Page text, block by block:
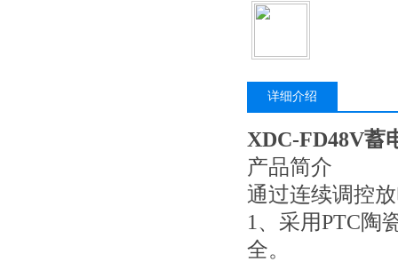
详细介绍
XDC-FD48V蓄
产品简介
通过连续调控
1、采用PTC陶
全。